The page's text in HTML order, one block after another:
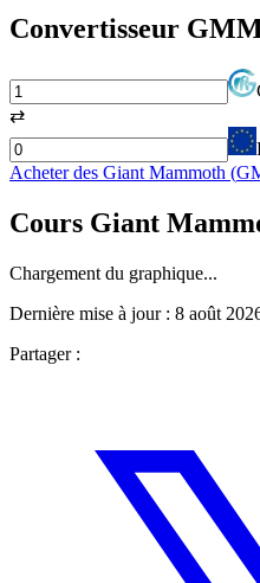
Convertisseur
⇄
Acheter des Giant Mammoth (
Cours Giant
Chargement du graphique...
Dernière mise à jour : 8 août
Partager :